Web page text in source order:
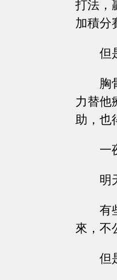
打法，
加積分
但
胸
力替他
助，也
一
明
有
來，不
但